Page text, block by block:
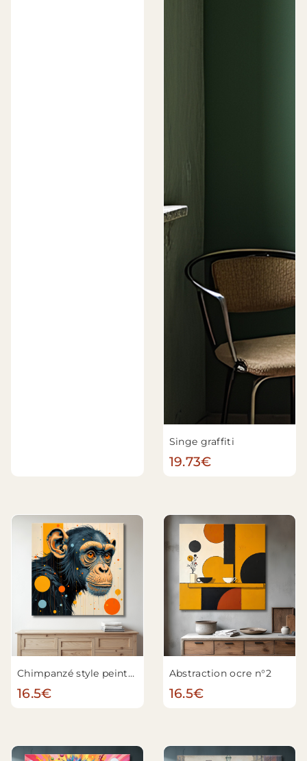
Singe graffiti
19.73€
Chimpanzé style peinture
16.5€
Abstraction ocre n°2
16.5€